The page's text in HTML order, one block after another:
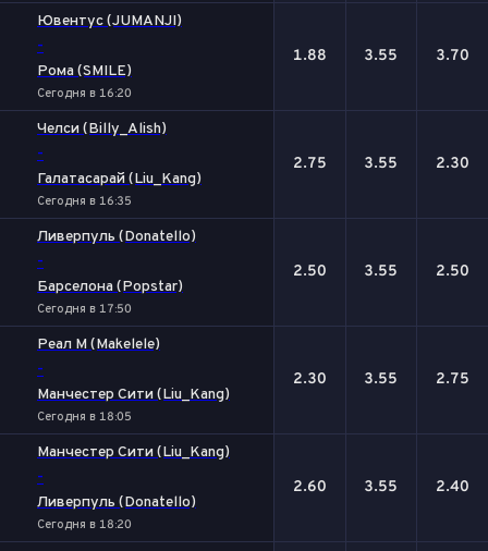
Ювентус (JUMANJI)
-
Рома (SMILE)
Сегодня в 16:20
1.88 3.55 3.70
Челси (Billy_Alish)
-
Галатасарай (Liu_Kang)
Сегодня в 16:35
2.75 3.55 2.30
Ливерпуль (Donatello)
-
Барселона (Popstar)
Сегодня в 17:50
2.50 3.55 2.50
Реал М (Makelele)
-
Манчестер Сити (Liu_Kang)
Сегодня в 18:05
2.30 3.55 2.75
Манчестер Сити (Liu_Kang)
-
Ливерпуль (Donatello)
Сегодня в 18:20
2.60 3.55 2.40